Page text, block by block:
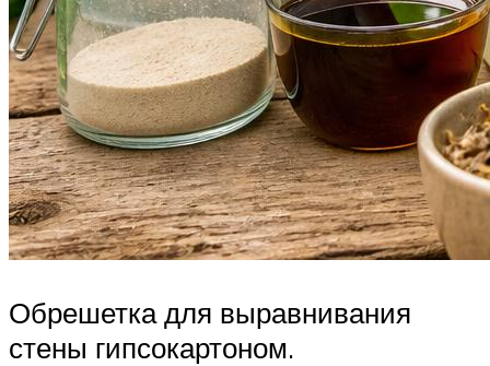
Обрешетка для выравнивания
стены гипсокартоном.